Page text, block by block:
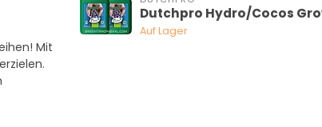
Mit
Dutchpro Hydro/Cocos
Auf Lager